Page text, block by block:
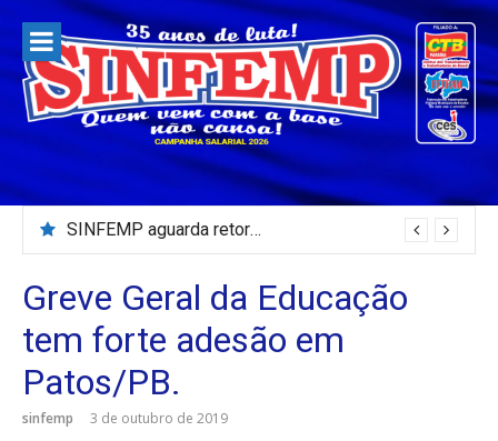
para
conteúdo
SINFEMP aguarda retorno as demandas dos servidores de Patos até dia 13 de agosto
Greve Geral da Educação
tem forte adesão em
Patos/PB.
sinfemp 3 de outubro de 2019